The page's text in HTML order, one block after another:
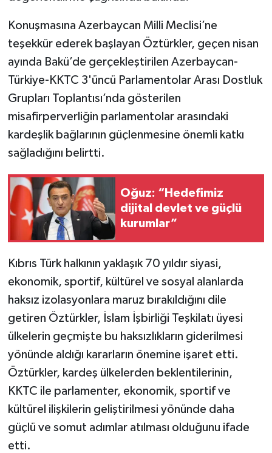
Konuşmasına Azerbaycan Milli Meclisi’ne
teşekkür ederek başlayan Öztürkler, geçen nisan
ayında Bakü’de gerçekleştirilen Azerbaycan-
Türkiye-KKTC 3'üncü Parlamentolar Arası Dostluk
Grupları Toplantısı’nda gösterilen
misafirperverliğin parlamentolar arasındaki
kardeşlik bağlarının güçlenmesine önemli katkı
sağladığını belirtti.
Oğuz: “Hedefimiz
dijital devlet ve güçlü
kurumlar”
Kıbrıs Türk halkının yaklaşık 70 yıldır siyasi,
ekonomik, sportif, kültürel ve sosyal alanlarda
haksız izolasyonlara maruz bırakıldığını dile
getiren Öztürkler, İslam İşbirliği Teşkilatı üyesi
ülkelerin geçmişte bu haksızlıkların giderilmesi
yönünde aldığı kararların önemine işaret etti.
Öztürkler, kardeş ülkelerden beklentilerinin,
KKTC ile parlamenter, ekonomik, sportif ve
kültürel ilişkilerin geliştirilmesi yönünde daha
güçlü ve somut adımlar atılması olduğunu ifade
etti.